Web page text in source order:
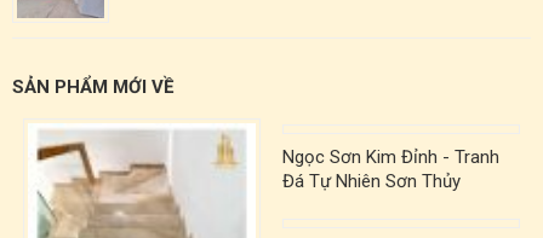
SẢN PHẨM MỚI VỀ
Ngọc Sơn Kim Đỉnh - Tranh
Đá Tự Nhiên Sơn Thủy